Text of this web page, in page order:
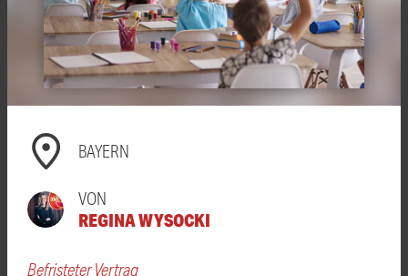
BAYERN
VON
REGINA WYSOCKI
Befristeter Vertrag